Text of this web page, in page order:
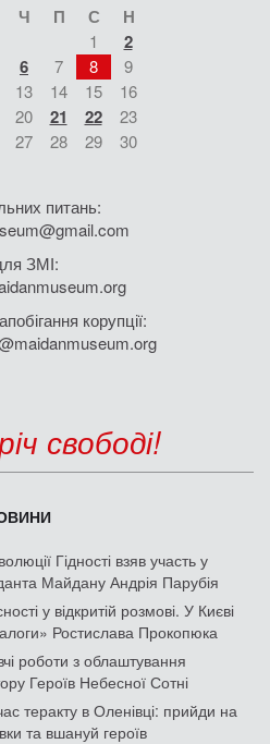
Ч П С Н
1 2
6 7 8
9
13 14 15
16
20 21 22
23
27 28 29
30
питань:
ЗМІ:
корупції:
свободі!
Гідності взяв участь у
Майдану Андрія Парубія
у відкритій розмові. У Києві
Ростислава Прокопюка
роботи з облаштування
Героїв Небесної Сотні
теракту в Оленівці: прийди на
та вшануй героїв